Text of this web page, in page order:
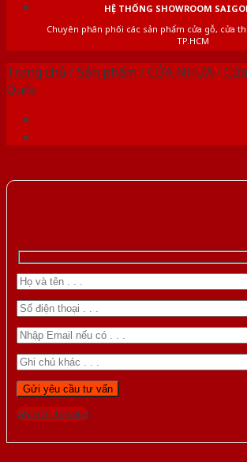
HỆ THỐNG SHOWROOM
Chuyên phân phối các sản phẩm cửa gỗ, cửa
TP.HCM
Trang chủ /Sản phẩm /CỬA NHỰA/
Quốc
Gọi 0976.169.864